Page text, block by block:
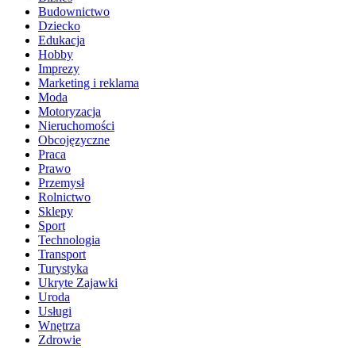
Budownictwo
Dziecko
Edukacja
Hobby
Imprezy
Marketing i reklama
Moda
Motoryzacja
Nieruchomości
Obcojęzyczne
Praca
Prawo
Przemysł
Rolnictwo
Sklepy
Sport
Technologia
Transport
Turystyka
Ukryte Zajawki
Uroda
Usługi
Wnętrza
Zdrowie